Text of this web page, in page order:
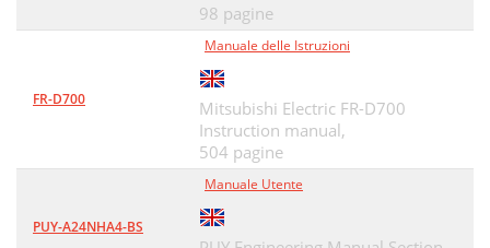
98 pagine
FR-D700
Manuale delle Istruzioni
Mitsubishi Electric FR-D700
Instruction manual,
504 pagine
PUY-A24NHA4-BS
Manuale Utente